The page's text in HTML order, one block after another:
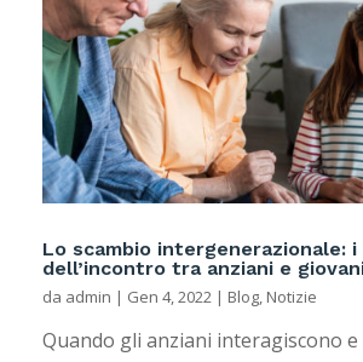
Lo scambio intergenerazionale:
dell’incontro tra anziani e
da admin | Gen 4, 2022 | Blog, Notizie
Quando gli anziani interagiscono